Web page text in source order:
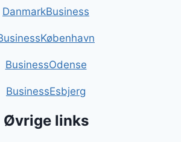
DanmarkBusiness
BusinessOdense
BusinessEsbjerg
Øvrige links